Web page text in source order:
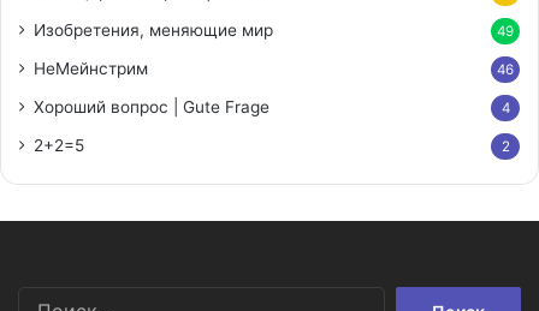
Изобретения, меняющие мир 49
НеМейнстрим 46
Хороший вопрос | Gute Frage 4
2+2=5 2